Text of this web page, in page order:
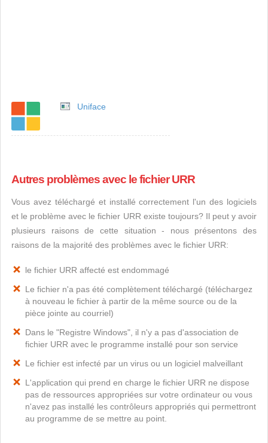
Uniface
Autres problèmes avec le fichier URR
Vous avez téléchargé et installé correctement l'un des logiciels
et le problème avec le fichier URR existe toujours? Il peut y avoir
plusieurs raisons de cette situation - nous présentons des
raisons de la majorité des problèmes avec le fichier URR:
le fichier URR affecté est endommagé
Le fichier n'a pas été complètement téléchargé (téléchargez
à nouveau le fichier à partir de la même source ou de la
pièce jointe au courriel)
Dans le "Registre Windows", il n'y a pas d'association de
fichier URR avec le programme installé pour son service
Le fichier est infecté par un virus ou un logiciel malveillant
L'application qui prend en charge le fichier URR ne dispose
pas de ressources appropriées sur votre ordinateur ou vous
n'avez pas installé les contrôleurs appropriés qui permettront
au programme de se mettre au point.